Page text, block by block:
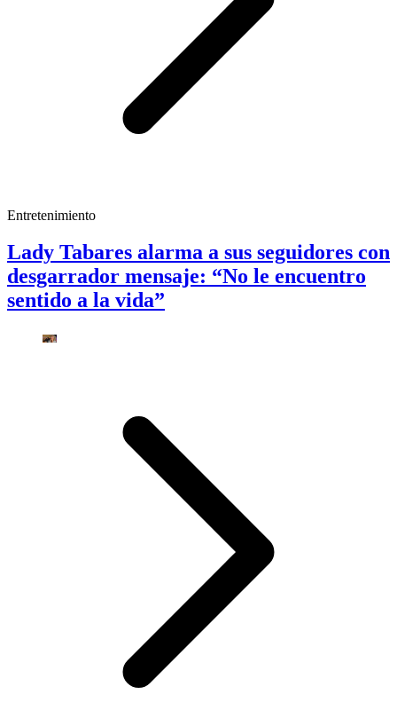
Entretenimiento
Lady Tabares alarma a sus seguidores con
desgarrador mensaje: “No le encuentro
sentido a la vida”